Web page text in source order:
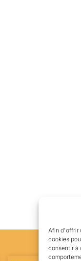
Afin d'offrir
cookies
consentir à